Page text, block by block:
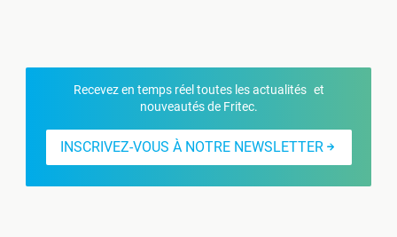
Recevez en temps réel toutes les actualités et
nouveautés de Fritec.
INSCRIVEZ-VOUS À NOTRE NEWSLETTER